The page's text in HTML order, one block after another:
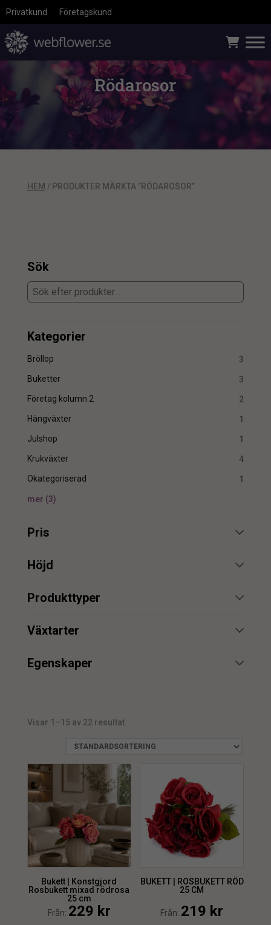
Privatkund Företagskund
Rödarosor
HEM / PRODUKTER MÄRKTA ”RÖDAROSOR”
Sök
Kategorier
Bröllop 3
Buketter 3
Företag kolumn 2 2
Hängväxter 1
Julshop 1
Krukväxter 4
Okategoriserad 1
mer (3)
Pris
min.
min. max.
Höjd
min.
min. max.
Produkttyper
Växtarter
Egenskaper
Visar 1–15 av 22 resultat
Bukett | Konstgjord
Rosbukett mixad rödrosa
25 cm
Från: 229 kr
BUKETT | ROSBUKETT RÖD
25 CM
Från: 219 kr